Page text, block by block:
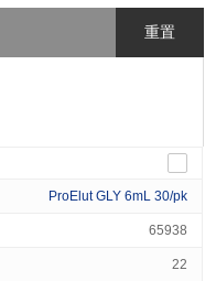
重置
ProElut GLY 6mL 30/pk
65938
22